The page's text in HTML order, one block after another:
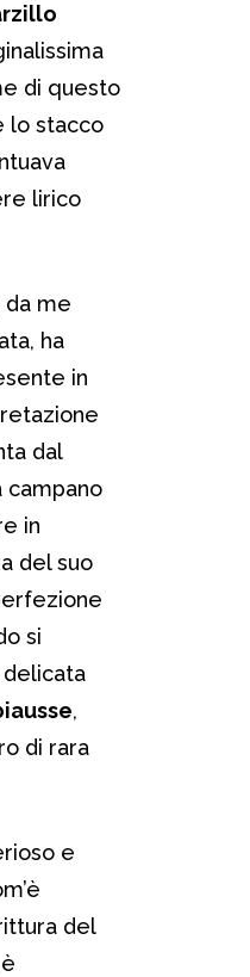
di questo
lo stacco
lirico
da me
ha
in
dal
campano
in
del suo
si
delicata
,
di rara
e
del